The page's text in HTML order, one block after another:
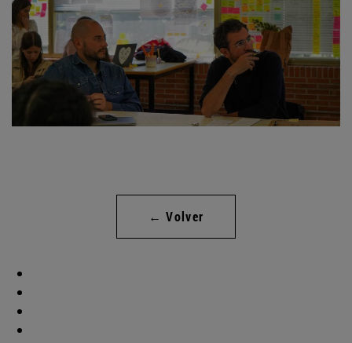
← Volver